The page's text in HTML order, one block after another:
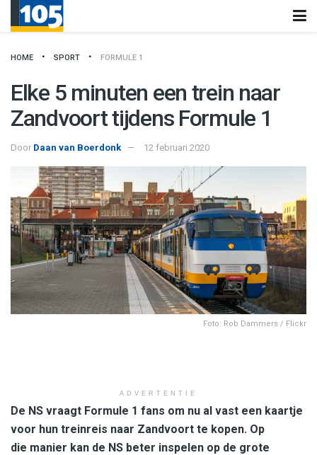
HOME SPORT FORMULE 1
Elke 5 minuten een trein naar
Zandvoort tijdens Formule 1
Door Daan van Boerdonk 12 februari 2020
Foto: Rob Dammers / Flickr
ADVERTENTIE
De NS vraagt Formule 1 fans om nu al vast een kaartje
voor hun treinreis naar Zandvoort te kopen. Op
die manier kan de NS beter inspelen op de grote